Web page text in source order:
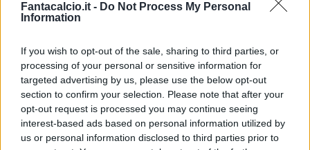
Fantacalcio.it - Do Not Process My Personal
Information
If you wish to opt-out of the sale, sharing to third parties, or
processing of your personal or sensitive information for
targeted advertising by us, please use the below opt-out
section to confirm your selection. Please note that after your
opt-out request is processed you may continue seeing
interest-based ads based on personal information utilized by
us or personal information disclosed to third parties prior to